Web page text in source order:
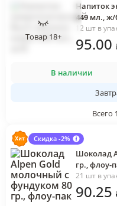
Товар 18+
Напиток
449 мл.,
12 шт в
95.00
В наличии
Всего 1
Скидка -2%
Шоколад
гр., флоу-
21 шт в
90.25